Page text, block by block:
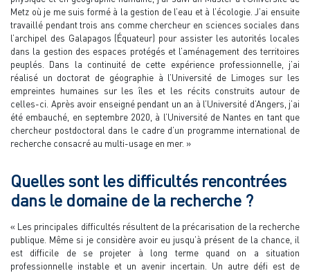
Metz où je me suis formé à la gestion de l’eau et à l’écologie. J’ai ensuite
travaillé pendant trois ans comme chercheur en sciences sociales dans
l’archipel des Galapagos (Équateur) pour assister les autorités locales
dans la gestion des espaces protégés et l’aménagement des territoires
peuplés. Dans la continuité de cette expérience professionnelle, j’ai
réalisé un doctorat de géographie à l’Université de Limoges sur les
empreintes humaines sur les îles et les récits construits autour de
celles-ci. Après avoir enseigné pendant un an à l’Université d’Angers, j’ai
été embauché, en septembre 2020, à l’Université de Nantes en tant que
chercheur postdoctoral dans le cadre d’un programme international de
recherche consacré au multi-usage en mer. »
Quelles sont les difficultés rencontrées
dans le domaine de la recherche ?
« Les principales difficultés résultent de la précarisation de la recherche
publique. Même si je considère avoir eu jusqu’à présent de la chance, il
est difficile de se projeter à long terme quand on a situation
professionnelle instable et un avenir incertain. Un autre défi est de